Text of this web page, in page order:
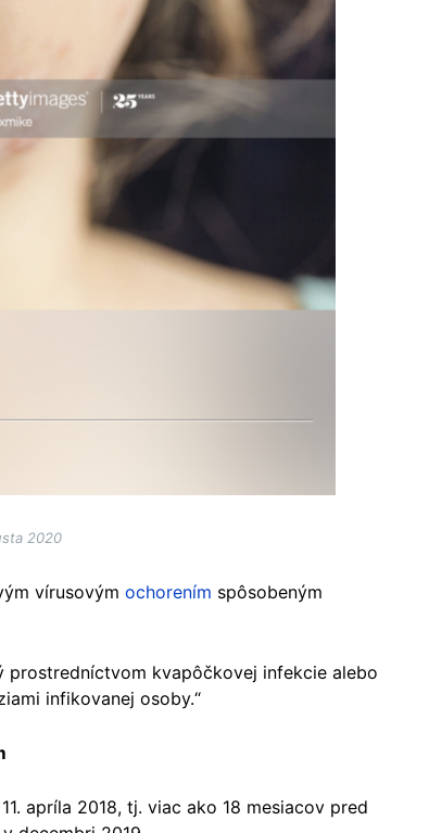
2020
vírusovým ochorením spôsobeným
prostredníctvom kvapôčkovej infekcie alebo
infikovanej osoby.“
apríla 2018, tj. viac ako 18 mesiacov pred